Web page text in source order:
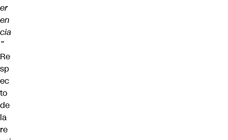
er
en
cia
”
Re
sp
ec
to
de
la
re